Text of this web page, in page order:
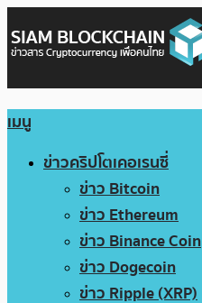
เมนู
ข่าวคริปโตเคอเรนซี่
ข่าว Bitcoin
ข่าว Ethereum
ข่าว Binance Coin
ข่าว Dogecoin
ข่าว Ripple (XRP)